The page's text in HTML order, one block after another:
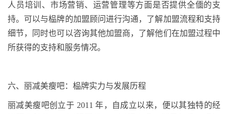
人员培训、市场营销、运营管理等方面是否提供全偭的支
持。可以与榀牌的加盟顾问进行沟通，了解加盟流程和支持
细节，同时也可以咨询其他加盟商，了解他们在加盟过程中
所获得的支持和服务情况。
六、 丽减美瘦吧： 榀牌实力与发展历程
丽减美瘦吧创立于 2011年，自成立以来，便以其独特的经